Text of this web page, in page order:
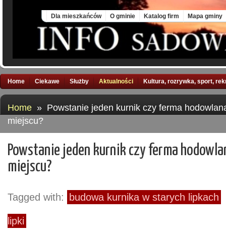
Dla mieszkańców O gminie Katalog firm Mapa gminy
Home Ciekawe Służby Aktualności Kultura, rozrywka, sport,
Home » Powstanie jeden kurnik czy ferma
miejscu?
Powstanie jeden kurnik czy ferma
miejscu?
Tagged with: budowa kurnika w starych lipkach
lipki